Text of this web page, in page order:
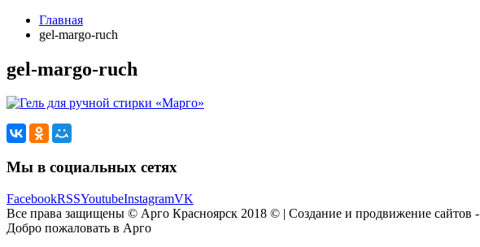
Главная
gel-margo-ruch
gel-margo-ruch
Мы в социальных сетях
FacebookRSSYoutubeInstagramVK
Все права защищены © Арго Красноярск 2018 © | Создание и продвижение сайтов -
Добро пожаловать в Арго